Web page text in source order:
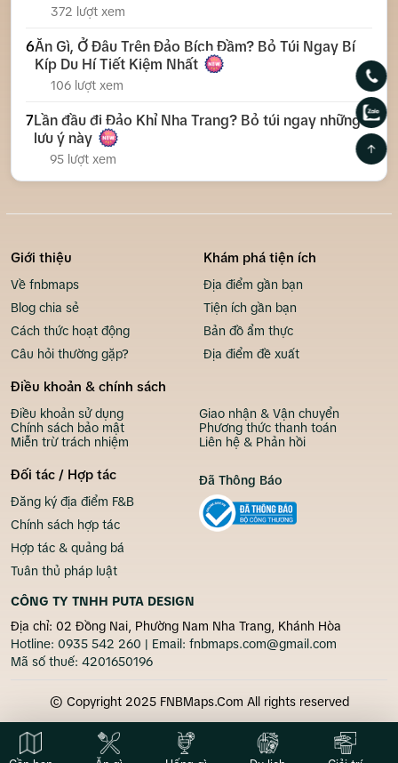
372 lượt xem
6Ăn Gì, Ở Đâu Trên Đảo Bích Đầm? Bỏ Túi Ngay Bí
Kíp Du Hí Tiết Kiệm Nhất
106 lượt xem
7 Lần đầu đi Đảo Khỉ Nha Trang? Bỏ túi ngay những
lưu ý này
95 lượt xem
Giới thiệu
Về fnbmaps
Blog chia sẻ
Cách thức hoạt động
Câu hỏi thường gặp?
Khám phá tiện ích
Địa điểm gần bạn
Tiện ích gần bạn
Bản đồ ẩm thực
Địa điểm đề xuất
Điều khoản & chính sách
Điều khoản sử dụng
Chính sách bảo mật
Miễn trừ trách nhiệm
Giao nhận & Vận chuyển
Phương thức thanh toán
Liên hệ & Phản hồi
Đối tác / Hợp tác
Đăng ký địa điểm F&B
Chính sách hợp tác
Hợp tác & quảng bá
Tuân thủ pháp luật
CÔNG TY TNHH PUTA DESIGN
Địa chỉ: 02 Đồng Nai, Phường Nam Nha Trang, Khánh Hòa
Hotline: 0935 542 260 | Email: fnbmaps.com@gmail.com
Mã số thuế: 4201650196
Đã Thông Báo
© Copyright 2025 FNBMaps.Com All rights reserved